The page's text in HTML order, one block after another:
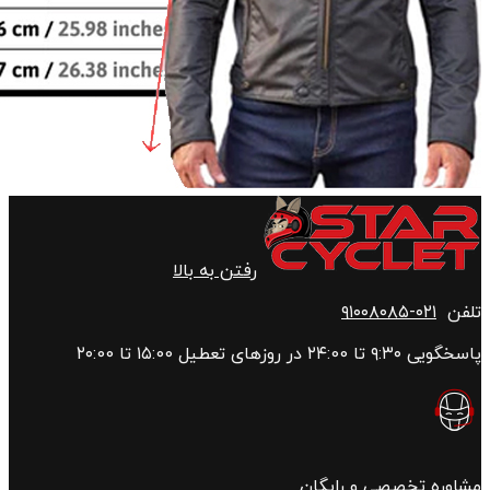
رفتن به بالا
تلفن ۰۲۱-۹۱۰۰۸۰۸۵
پاسخگویی ۹:۳۰ تا ۲۴:00 در روزهای تعطیل ۱۵:00 تا ۲۰:00